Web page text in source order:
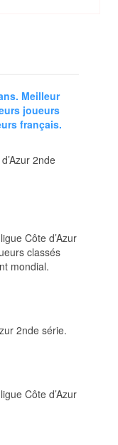
Meilleur
joueurs
français.
2nde
Côte d’Azur
classés
mondial.
2nde série.
Côte d’Azur